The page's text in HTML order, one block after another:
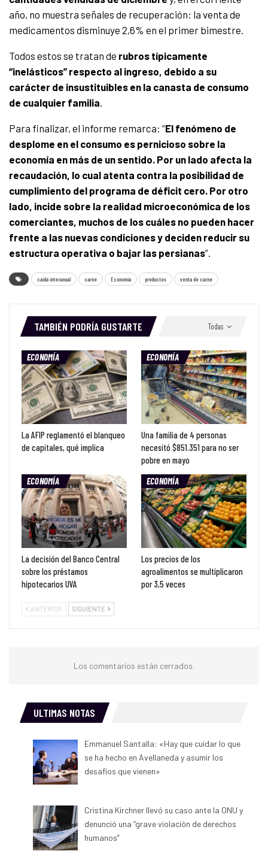
año, no muestra señales de recuperación: la venta de
medicamentos disminuye 2,6% en el primer bimestre.
Todos estos se tratan de rubros típicamente
“inelásticos” respecto al ingreso, debido a su
carácter de insustituibles en la canasta de consumo
de cualquier familia.
Para finalizar, el informe remarca: “El fenómeno de
desplome en el consumo es pernicioso sobre la
economía en más de un sentido. Por un lado afecta la
recaudación, lo cual atenta contra la posibilidad de
cumplimiento del programa de déficit cero. Por otro
lado, incide sobre la realidad microeconómica de los
comerciantes, muchos de los cuáles no pueden hacer
frente a las nuevas condiciones y deciden reducir su
estructura operativa o bajar las persianas”.
caida interanual carne Economia productos venta de carne
Todas
TAMBIÉN PODRÍA GUSTARTE
ECONOMÍA
La AFIP reglamentó el blanqueo
de capitales, qué implica
ECONOMÍA
Una familia de 4 personas
necesitó $851.351 para no ser
pobre en mayo
ECONOMÍA
La decisión del Banco Central
sobre los préstamos
hipotecarios UVA
ECONOMÍA
Los precios de los
agroalimentos se multiplicaron
por 3,5 veces
ANTERIOR SIGUIENTE
Los comentarios están cerrados.
ULTIMAS NOTAS
Emmanuel Santalla: «Hay que cuidar lo que
se ha hecho en Avellaneda y asumir los
desafíos que vienen»
Cristina Kirchner llevó su caso ante la ONU y
denunció una “grave violación de derechos
humanos”